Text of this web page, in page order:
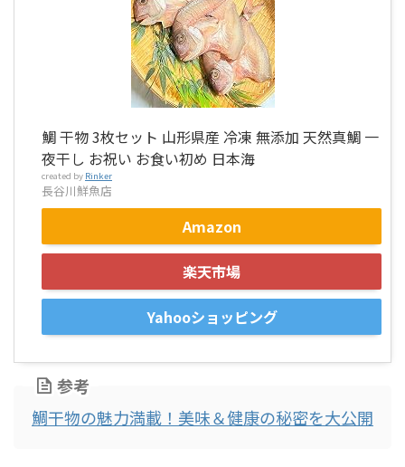
鯛 干物 3枚セット 山形県産 冷凍 無添加 天然真鯛 一
夜干し お祝い お食い初め 日本海
created by Rinker
長谷川鮮魚店
Amazon
楽天市場
Yahooショッピング
参考
鯛干物の魅力満載！美味＆健康の秘密を大公開